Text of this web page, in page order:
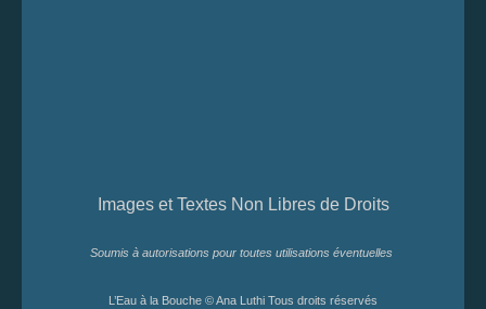
Images et Textes Non Libres de Droits
Soumis à autorisations pour toutes utilisations éventuelles
L’Eau à la Bouche © Ana Luthi Tous droits réservés